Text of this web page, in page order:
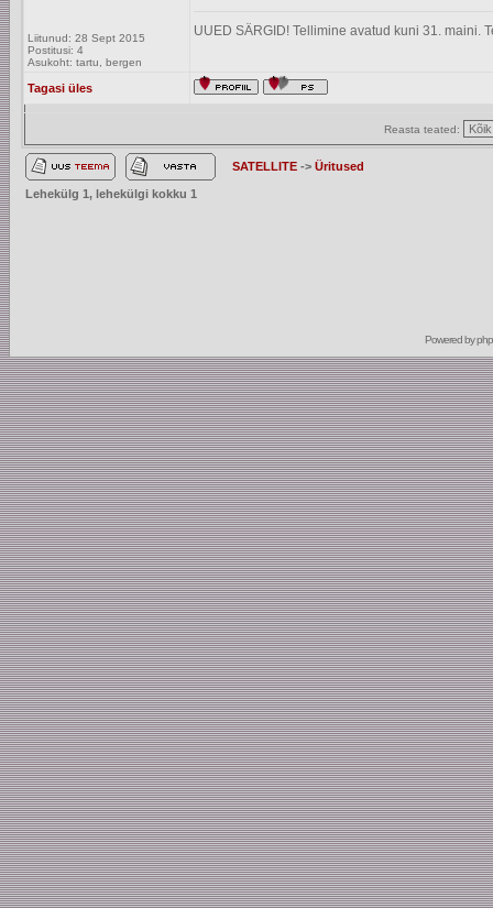
Liitunud: 28 Sept 2015
Postitusi: 4
Asukoht: tartu, bergen
UUED SÄRGID! Tellimine avatud kuni 31. maini.
Tagasi üles
Reasta teated:
SATELLITE -> Üritused
Lehekülg 1, lehekülgi kokku 1
Powered by